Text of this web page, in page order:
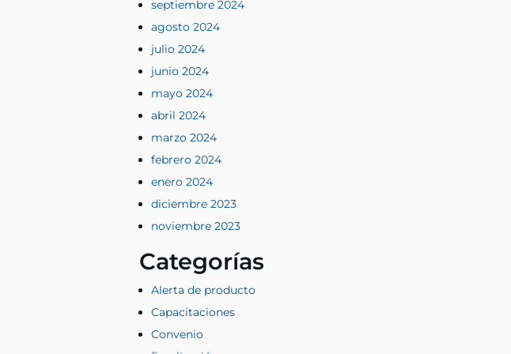
septiembre 2024
agosto 2024
julio 2024
junio 2024
mayo 2024
abril 2024
marzo 2024
febrero 2024
enero 2024
diciembre 2023
noviembre 2023
Categorías
Alerta de producto
Capacitaciones
Convenio